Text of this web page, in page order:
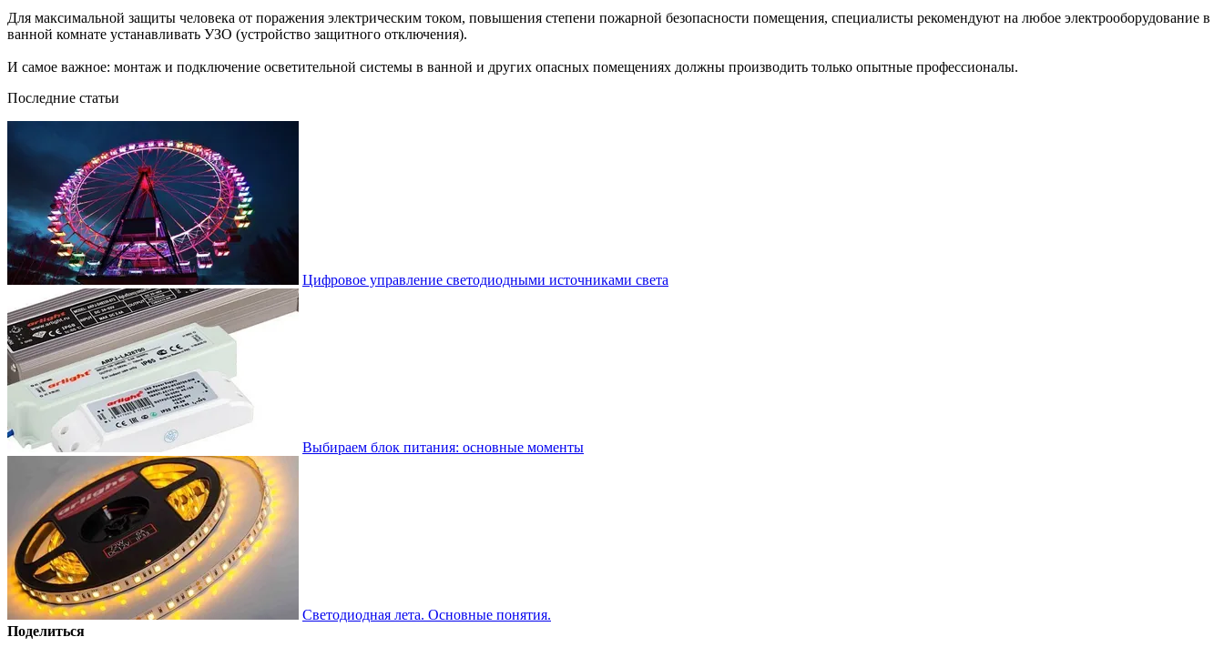
Для максимальной защиты человека от поражения электрическим током, повышения степени пожарной безопасности помещения, специалисты рекомендуют на любое электрооборудование в
ванной комнате устанавливать УЗО (устройство защитного отключения).
И самое важное: монтаж и подключение осветительной системы в ванной и других опасных помещениях должны производить только опытные профессионалы.
Последние статьи
Цифровое управление светодиодными источниками света
Выбираем блок питания: основные моменты
Светодиодная лета. Основные понятия.
Поделиться